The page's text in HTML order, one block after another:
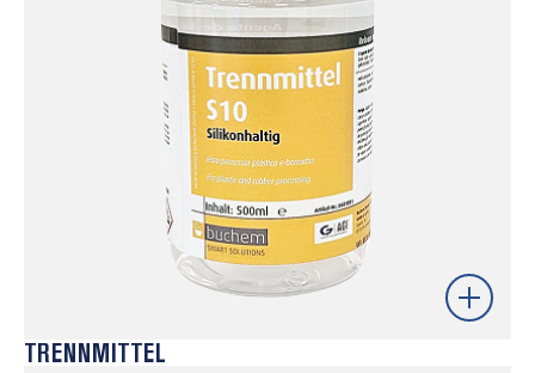
TRENNMITTEL